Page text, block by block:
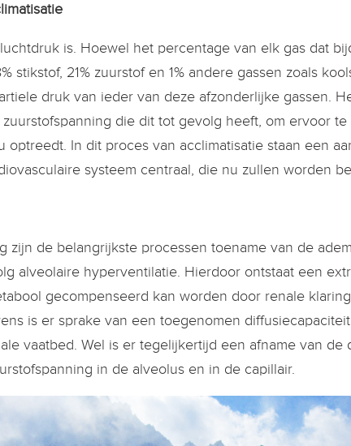
is. Hoewel het percentage van elk gas dat
stikstof, 21% zuurstof en 1% andere gassen zoals
druk van ieder van deze afzonderlijke gassen.
zuurstofspanning die dit tot gevolg heeft, om ervoor
optreedt. In dit proces van acclimatisatie staan een
systeem centraal, die nu zullen worden
zijn de belangrijkste processen toename van de
alveolaire hyperventilatie. Hierdoor ontstaat een
gecompenseerd kan worden door renale
is er sprake van een toegenomen
vaatbed. Wel is er tegelijkertijd een afname van de
in de alveolus en in de capillair.